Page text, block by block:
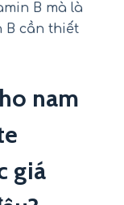
B mà là
B cần thiết
nam
giá